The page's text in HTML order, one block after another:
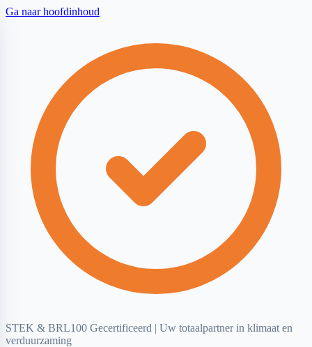
Ga naar hoofdinhoud
STEK & BRL100 Gecertificeerd | Uw totaalpartner in klimaat en
verduurzaming